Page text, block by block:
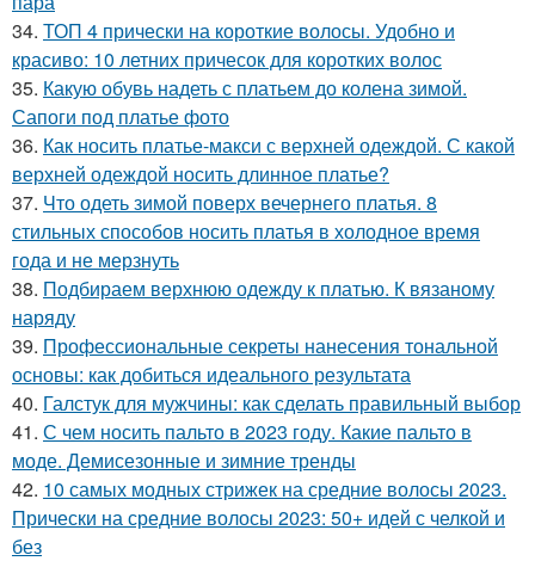
34. ТОП 4 прически на короткие волосы. Удобно и
красиво: 10 летних причесок для коротких волос
35. Какую обувь надеть с платьем до колена зимой.
Сапоги под платье фото
36. Как носить платье-макси с верхней одеждой. С какой
верхней одеждой носить длинное платье?
37. Что одеть зимой поверх вечернего платья. 8
стильных способов носить платья в холодное время
года и не мерзнуть
38. Подбираем верхнюю одежду к платью. К вязаному
наряду
39. Профессиональные секреты нанесения тональной
основы: как добиться идеального результата
40. Галстук для мужчины: как сделать правильный выбор
41. С чем носить пальто в 2023 году. Какие пальто в
моде. Демисезонные и зимние тренды
42. 10 самых модных стрижек на средние волосы 2023.
Прически на средние волосы 2023: 50+ идей с челкой и
без